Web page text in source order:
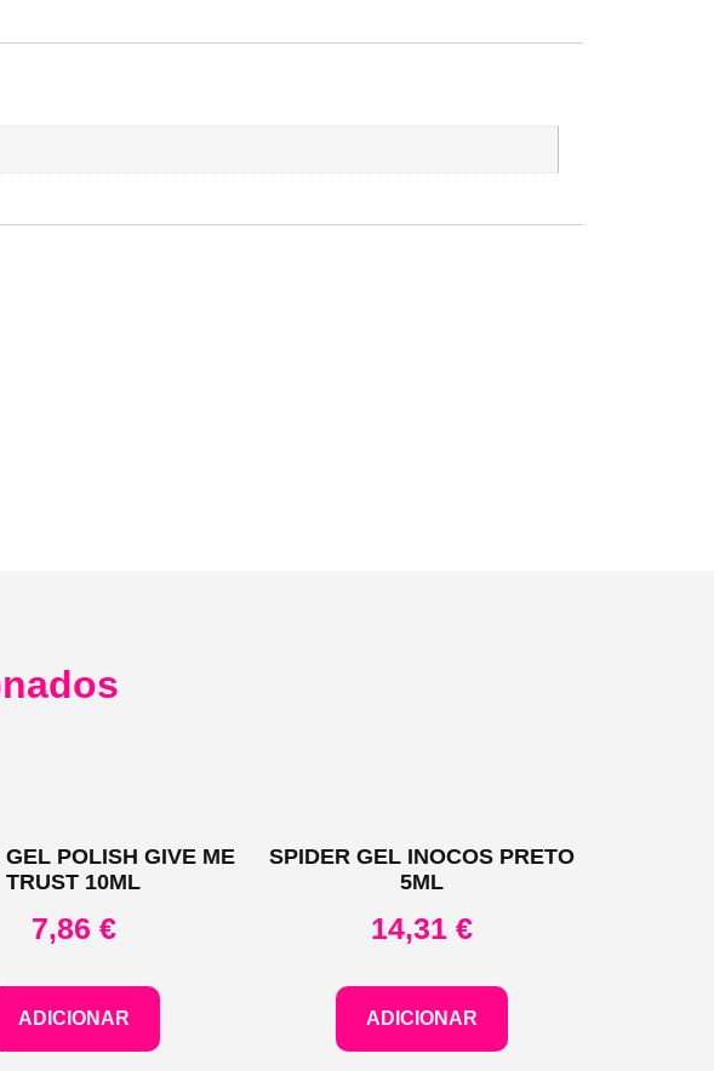
GEL POLISH GIVE ME
TRUST 10ML
7,86 €
ADICIONAR
SPIDER GEL INOCOS PRETO
5ML
14,31 €
ADICIONAR